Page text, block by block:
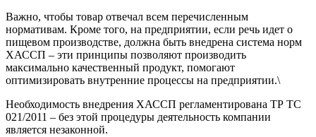
Важно, чтобы товар отвечал всем перечисленным
нормативам. Кроме того, на предприятии, если речь идет о
пищевом производстве, должна быть внедрена система норм
ХАССП – эти принципы позволяют производить
максимально качественный продукт, помогают
оптимизировать внутренние процессы на предприятии.\
Необходимость внедрения ХАССП регламентирована ТР ТС
021/2011 – без этой процедуры деятельность компании
является незаконной.